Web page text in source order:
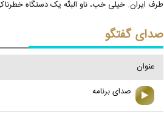
طرف ایران. خیلی خب، ناو البتّه یک دستگاه
صدای گفتگو
عنوان
صدای برنامه